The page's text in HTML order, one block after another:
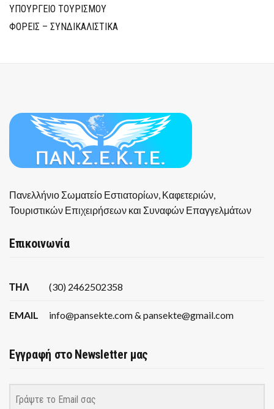
ΥΠΟΥΡΓΕΙΟ ΤΟΥΡΙΣΜΟΥ
ΦΟΡΕΙΣ – ΣΥΝΔΙΚΑΛΙΣΤΙΚΑ
Πανελλήνιο Σωματείο Εστιατορίων, Καφετεριών,
Τουριστικών Επιχειρήσεων και Συναφών Επαγγελμάτων
Επικοινωνία
ΤΗΛ (30) 2462502358
EMAIL info@pansekte.com & pansekte@gmail.com
Εγγραφή στο Newsletter μας